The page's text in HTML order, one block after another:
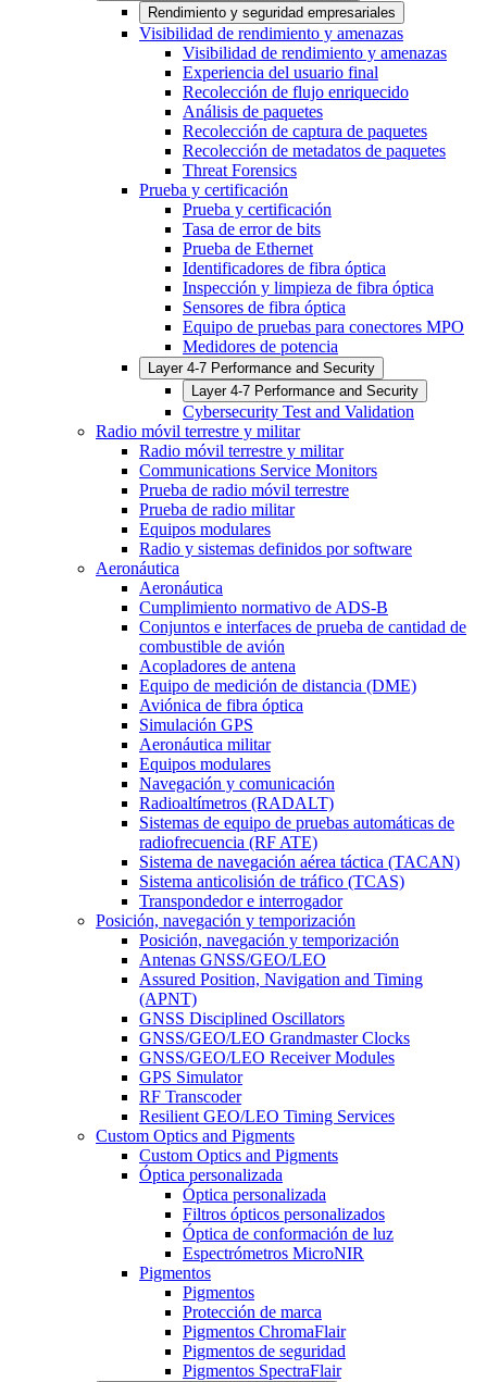
Rendimiento y seguridad empresariales
Visibilidad de rendimiento y amenazas
Visibilidad de rendimiento y amenazas
Experiencia del usuario final
Recolección de flujo enriquecido
Análisis de paquetes
Recolección de captura de paquetes
Recolección de metadatos de paquetes
Threat Forensics
Prueba y certificación
Prueba y certificación
Tasa de error de bits
Prueba de Ethernet
Identificadores de fibra óptica
Inspección y limpieza de fibra óptica
Sensores de fibra óptica
Equipo de pruebas para conectores MPO
Medidores de potencia
Layer 4-7 Performance and Security
Layer 4-7 Performance and Security
Cybersecurity Test and Validation
Radio móvil terrestre y militar
Radio móvil terrestre y militar
Communications Service Monitors
Prueba de radio móvil terrestre
Prueba de radio militar
Equipos modulares
Radio y sistemas definidos por software
Aeronáutica
Aeronáutica
Cumplimiento normativo de ADS-B
Conjuntos e interfaces de prueba de cantidad de
combustible de avión
Acopladores de antena
Equipo de medición de distancia (DME)
Aviónica de fibra óptica
Simulación GPS
Aeronáutica militar
Equipos modulares
Navegación y comunicación
Radioaltímetros (RADALT)
Sistemas de equipo de pruebas automáticas de
radiofrecuencia (RF ATE)
Sistema de navegación aérea táctica (TACAN)
Sistema anticolisión de tráfico (TCAS)
Transpondedor e interrogador
Posición, navegación y temporización
Posición, navegación y temporización
Antenas GNSS/GEO/LEO
Assured Position, Navigation and Timing
(APNT)
GNSS Disciplined Oscillators
GNSS/GEO/LEO Grandmaster Clocks
GNSS/GEO/LEO Receiver Modules
GPS Simulator
RF Transcoder
Resilient GEO/LEO Timing Services
Custom Optics and Pigments
Custom Optics and Pigments
Óptica personalizada
Óptica personalizada
Filtros ópticos personalizados
Óptica de conformación de luz
Espectrómetros MicroNIR
Pigmentos
Pigmentos
Protección de marca
Pigmentos ChromaFlair
Pigmentos de seguridad
Pigmentos SpectraFlair